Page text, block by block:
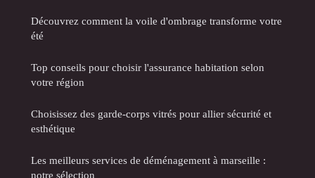
Découvrez comment la voile d'ombrage transforme votre
été
Top conseils pour choisir l'assurance habitation selon
votre région
Choisissez des garde-corps vitrés pour allier sécurité et
esthétique
Les meilleurs services de déménagement à marseille :
notre sélection